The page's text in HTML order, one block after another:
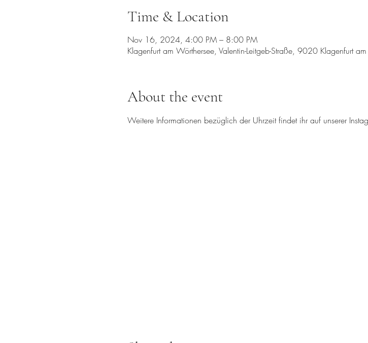
Time & Location
Nov 16, 2024, 4:00 PM – 8:00 PM
Klagenfurt am Wörthersee, Valentin-Leitgeb-Straße, 9020 Klagenfurt
About the event
Weitere Informationen bezüglich der Uhrzeit findet ihr auf unserer